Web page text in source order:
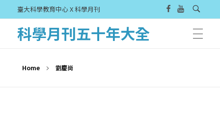
臺大科學教育中心 X 科學月刊
科學月刊五十年大全
Home 劉慶尚